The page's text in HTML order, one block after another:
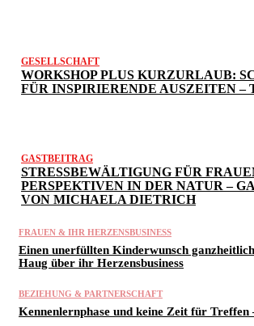
GESELLSCHAFT
WORKSHOP PLUS KURZURLAUB:
FÜR INSPIRIERENDE AUSZEITEN –
GASTBEITRAG
STRESSBEWÄLTIGUNG FÜR
PERSPEKTIVEN IN DER NATUR –
VON MICHAELA DIETRICH
FRAUEN & IHR HERZENSBUSINESS
Einen unerfüllten Kinderwunsch
Haug über ihr Herzensbusiness
BEZIEHUNG & PARTNERSCHAFT
Kennenlernphase und keine Zeit für Treffen